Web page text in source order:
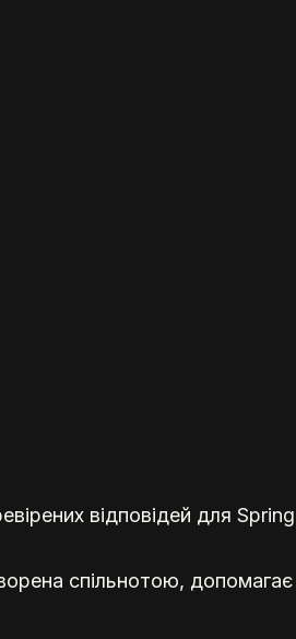
відповідей для Spring
спільнотою, допомагає